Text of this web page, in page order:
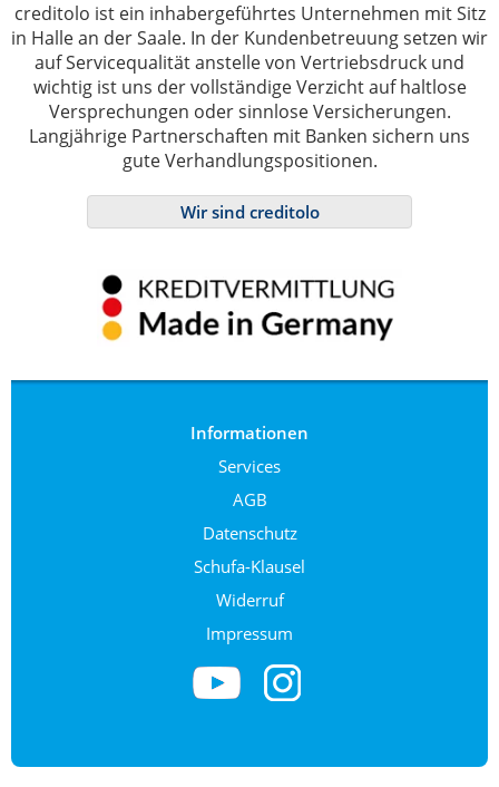
creditolo ist ein inhabergeführtes Unternehmen mit Sitz
in Halle an der Saale. In der Kundenbetreuung setzen wir
auf Servicequalität anstelle von Vertriebsdruck und
wichtig ist uns der vollständige Verzicht auf haltlose
Versprechungen oder sinnlose Versicherungen.
Langjährige Partnerschaften mit Banken sichern uns
gute Verhandlungspositionen.
Wir sind creditolo
Informationen
Services
AGB
Datenschutz
Schufa-Klausel
Widerruf
Impressum